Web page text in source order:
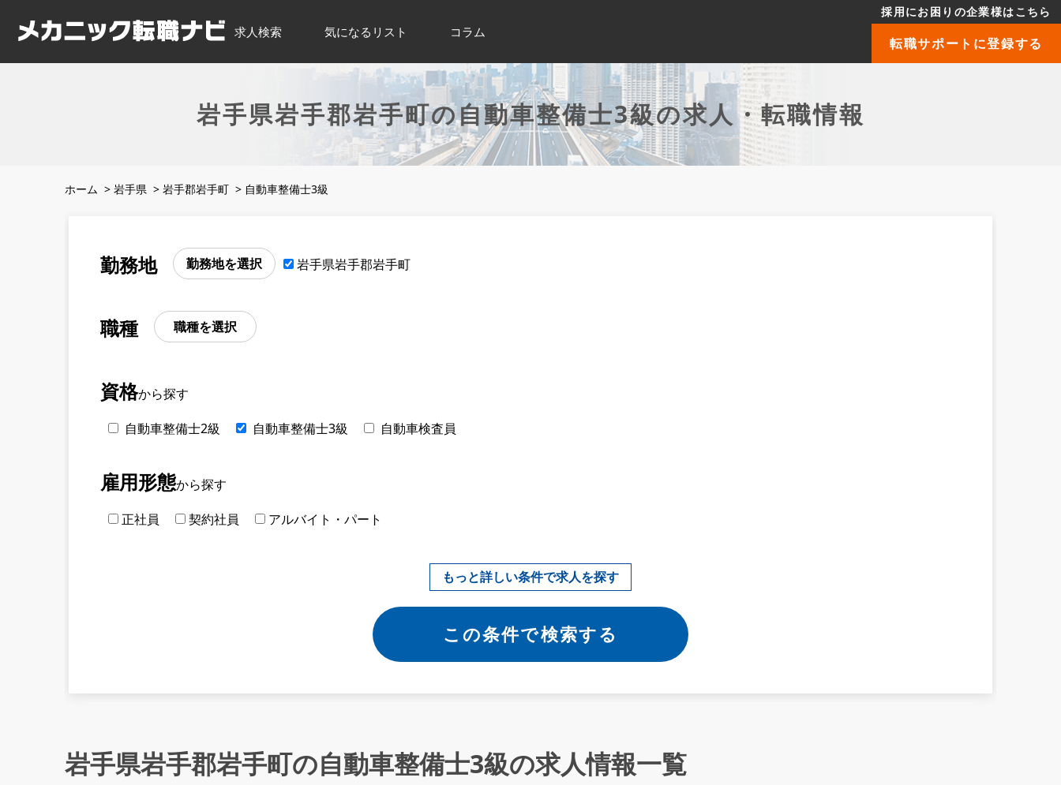
求人検索 気になるリスト コラム
採用にお困りの企業様はこちら
転職サポートに登録する
岩手県岩手郡岩手町の自動車整備士3級の求人・転職情報
ホーム > 岩手県 > 岩手郡岩手町 > 自動車整備士3級
勤務地 勤務地を選択 岩手県岩手郡岩手町
職種 職種を選択
資格から探す
自動車整備士2級
自動車整備士3級 自動車検査員
雇用形態から探す
正社員
契約社員 アルバイト・パート
岩手県岩手郡岩手町の自動車整備士3級の求人情報一覧